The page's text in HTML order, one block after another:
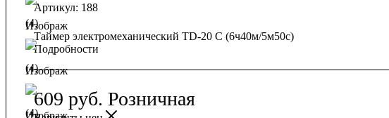
Артикул: 188
Таймер электромеханический TD-20 С (6ч40м/5м50с)
Подробности
609 руб. Розничная